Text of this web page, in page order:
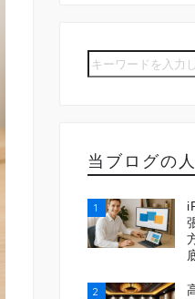
当ブログの
1
2